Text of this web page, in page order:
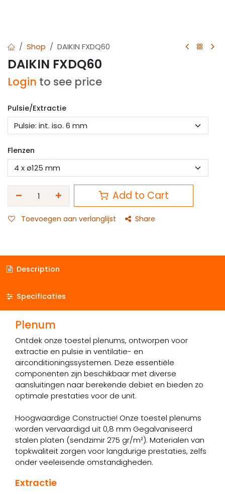
Shop DAIKIN FXDQ60
DAIKIN FXDQ60
Login to see price
Pulsie/Extractie
Flenzen
Add to Cart
Toevoegen aan verlanglijst Share
Description
Specificaties
Plenum
Ontdek onze toestel plenums, ontworpen voor
extractie en pulsie in ventilatie- en
airconditioningssystemen. Deze essentiële
componenten zijn beschikbaar met diverse
aansluitingen naar berekende debiet en bieden zo
optimale prestaties voor de unit.
Hoogwaardige Constructie! Onze toestel plenums
worden vervaardigd uit 0,8 mm Gegalvaniseerd
stalen platen (sendzimir 275 gr/m²). Materialen van
topkwaliteit zorgen voor langdurige prestaties, zelfs
onder veeleisende omstandigheden.
Extractie